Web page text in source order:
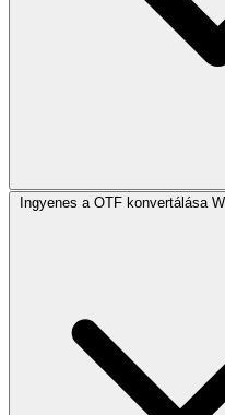
Ingyenes a OTF konvertálása